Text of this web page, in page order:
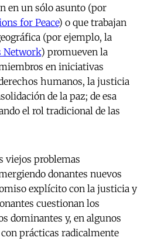
en un sólo asunto (por
for Peace) o que trabajan
(por ejemplo, la
Network) promueven la
en iniciativas
humanos, la justicia
de la paz; de esa
el rol tradicional de las
viejos problemas
donantes nuevos
explícito con la justicia y
cuestionan los
dominantes y, en algunos
prácticas radicalmente